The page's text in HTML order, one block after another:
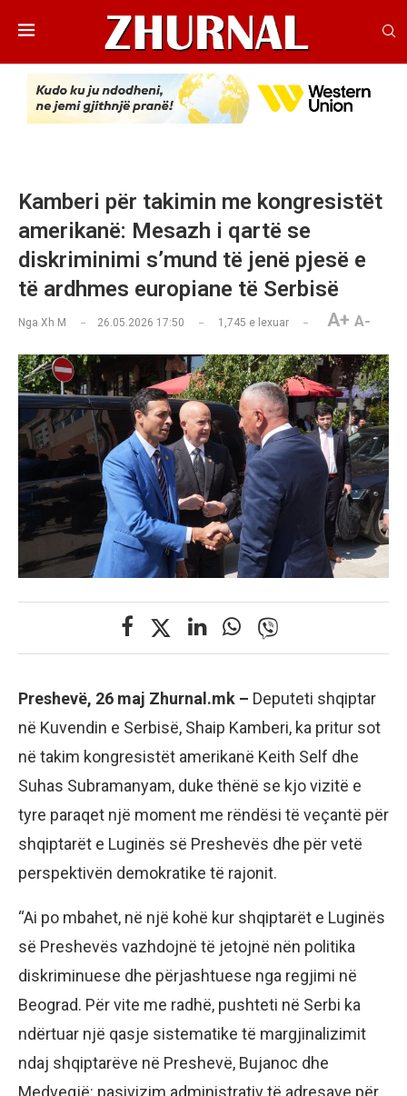
Kamberi për takimin me kongresistët
amerikanë: Mesazh i qartë se
diskriminimi s’mund të jenë pjesë e
të ardhmes europiane të Serbisë
Nga Xh M 26.05.2026 17:50 1,745 e lexuar A+ A-
Preshevë, 26 maj Zhurnal.mk – Deputeti shqiptar
në Kuvendin e Serbisë, Shaip Kamberi, ka pritur sot
në takim kongresistët amerikanë Keith Self dhe
Suhas Subramanyam, duke thënë se kjo vizitë e
tyre paraqet një moment me rëndësi të veçantë për
shqiptarët e Luginës së Preshevës dhe për vetë
perspektivën demokratike të rajonit.
“Ai po mbahet, në një kohë kur shqiptarët e Luginës
së Preshevës vazhdojnë të jetojnë nën politika
diskriminuese dhe përjashtuese nga regjimi në
Beograd. Për vite me radhë, pushteti në Serbi ka
ndërtuar një qasje sistematike të margjinalizimit
ndaj shqiptarëve në Preshevë, Bujanoc dhe
Medvegjë: pasivizim administrativ të adresave për